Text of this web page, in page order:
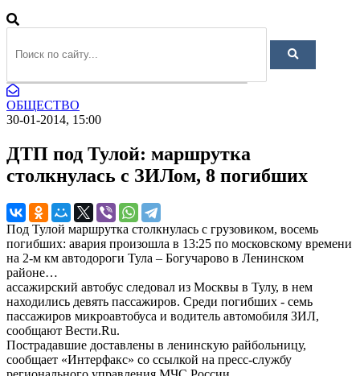
ОБЩЕСТВО
30-01-2014, 15:00
ДТП под Тулой: маршрутка
столкнулась с ЗИЛом, 8 погибших
Под Тулой маршрутка столкнулась с грузовиком, восемь
погибших: авария произошла в 13:25 по московскому времени
на 2-м км автодороги Тула – Богучарово в Ленинском
районе…
ассажирский автобус следовал из Москвы в Тулу, в нем
находились девять пассажиров. Среди погибших - семь
пассажиров микроавтобуса и водитель автомобиля ЗИЛ,
сообщают Вести.Ru.
Пострадавшие доставлены в ленинскую райбольницу,
сообщает «Интерфакс» со ссылкой на пресс-службу